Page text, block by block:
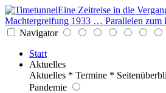
Eine Zeitreise in die
Machtergreifung 1933 … Parallelen zum
Navigator
Start
Aktuelles
Aktuelles * Termine *
Pandemie